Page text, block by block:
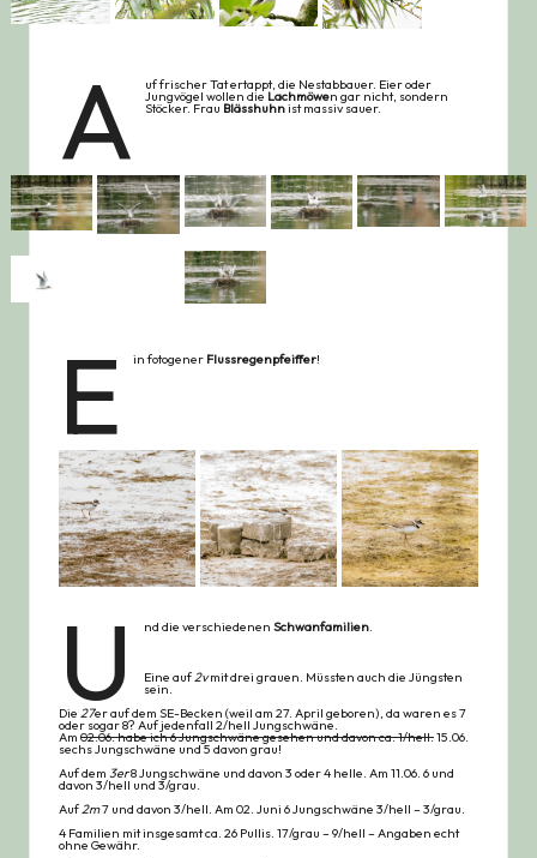
A uf frischer Tat ertappt, die Nestabbauer. Eier oder
Jungvögel wollen die Lachmöwen gar nicht, sondern
Stöcker. Frau Blässhuhnist massiv sauer.
E in fotogener Flussregenpfeiffer!
U nd die verschiedenen Schwanfamilien.
Eine auf2vmit drei grauen. Müssten auch die Jüngsten
sein.
Die 27er auf dem SE-Becken (weil am 27. April geboren), da waren es 7
oder sogar 8? Auf jedenfall 2/hell Jungschwäne.
Am 02.06. habe ich 6 Jungschwäne gesehen und davon ca. 1/hell.15.06.
sechs Jungschwäne und 5 davon grau!
Auf dem 3er8 Jungschwäne und davon 3 oder 4 helle. Am 11.06. 6 und
davon 3/hell und 3/grau.
Auf2m7 und davon 3/hell. Am 02. Juni 6 Jungschwäne 3/hell – 3/grau.
4 Familien mit insgesamt ca. 26 Pullis. 17/grau – 9/hell – Angaben echt
ohne Gewähr.